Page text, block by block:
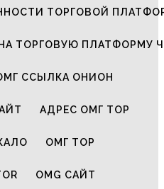
ТОРГОВОЙ
ТОРГОВУЮ ПЛАТФОРМУ
ССЫЛКА ОНИОН
АДРЕС ОМГ ТОР
ОМГ ТОР
OMG САЙТ